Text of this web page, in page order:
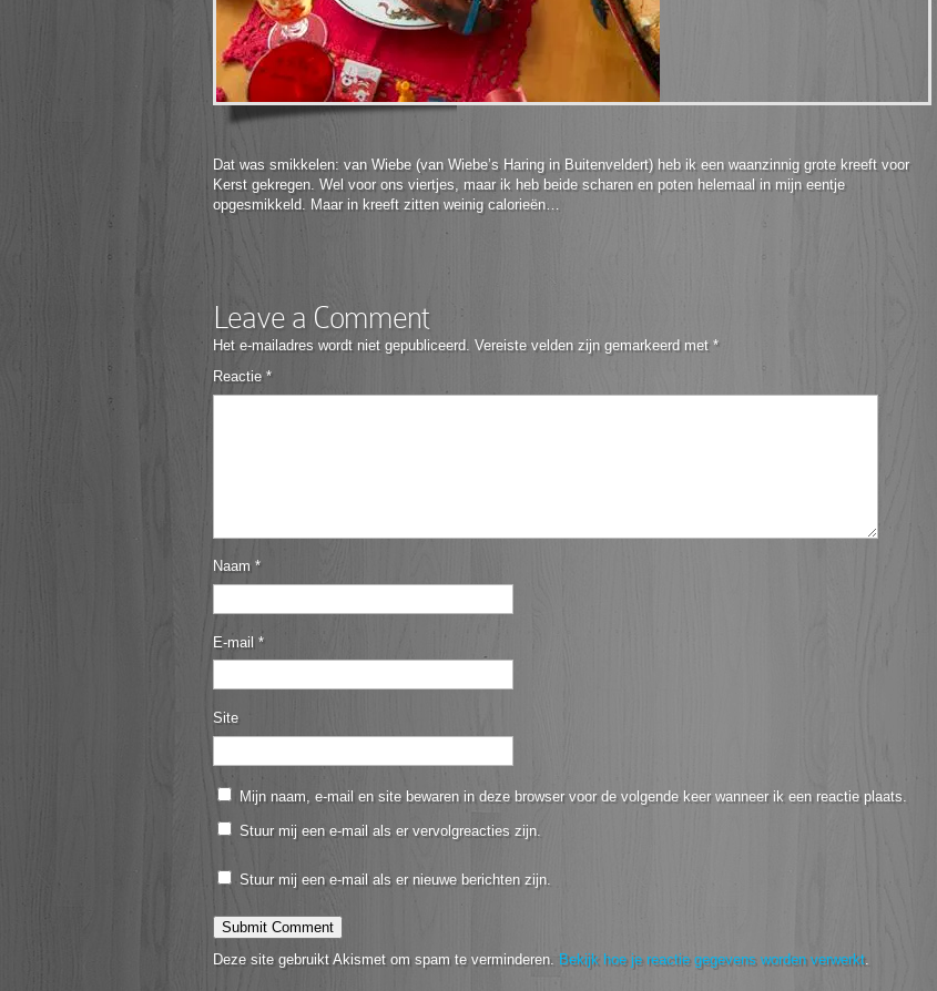
Dat was smikkelen: van Wiebe (van Wiebe’s Haring in Buitenveldert) heb ik een waanzinnig grote kreeft voor
Kerst gekregen. Wel voor ons viertjes, maar ik heb beide scharen en poten helemaal in mijn eentje
opgesmikkeld. Maar in kreeft zitten weinig calorieën…
Leave a Comment
Het e-mailadres wordt niet gepubliceerd. Vereiste velden zijn gemarkeerd met *
Reactie *
Naam *
E-mail *
Site
Mijn naam, e-mail en site bewaren in deze browser voor de volgende keer wanneer ik een reactie plaats.
Stuur mij een e-mail als er vervolgreacties zijn.
Stuur mij een e-mail als er nieuwe berichten zijn.
Deze site gebruikt Akismet om spam te verminderen. Bekijk hoe je reactie gegevens worden verwerkt.